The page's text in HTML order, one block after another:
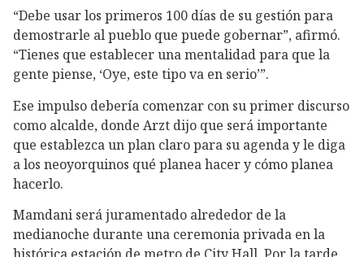
“Debe usar los primeros 100 días de su gestión para
demostrarle al pueblo que puede gobernar”, afirmó.
“Tienes que establecer una mentalidad para que la
gente piense, ‘Oye, este tipo va en serio’”.
Ese impulso debería comenzar con su primer discurso
como alcalde, donde Arzt dijo que será importante
que establezca un plan claro para su agenda y le diga
a los neoyorquinos qué planea hacer y cómo planea
hacerlo.
Mamdani será juramentado alrededor de la
medianoche durante una ceremonia privada en la